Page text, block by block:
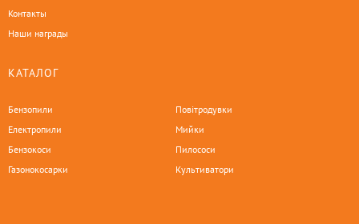
Контакты
Наши награды
КАТАЛОГ
Бензопили
Електропили
Бензокоси
Газонокосарки
Повітродувки
Мийки
Пилососи
Культиватори